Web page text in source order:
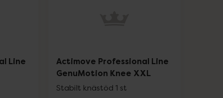
Line
Actimove Professional Line
GenuMotion Knee XXL
Stabilt knästöd 1 st